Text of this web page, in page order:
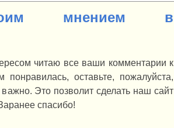
мнением в
читаю все ваши комментарии к
оставьте, пожалуйста,
Это позволит сделать наш сайт
спасибо!